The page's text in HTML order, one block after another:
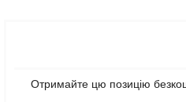
Отримайте цю позицію